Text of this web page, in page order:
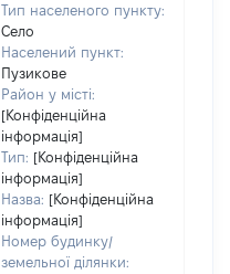
Тип населеного пункту:
Село
Населений пункт:
Пузикове
Район у місті:
[Конфіденційна
інформація]
Тип: [Конфіденційна
інформація]
Назва: [Конфіденційна
інформація]
Номер будинку/
земельної ділянки: